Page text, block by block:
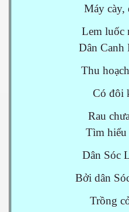
Máy cày,
Lem luốc
Dân Canh
Thu
Có đôi
Rau
Tìm hiểu
Dân Sóc
Bởi dân
Trồng